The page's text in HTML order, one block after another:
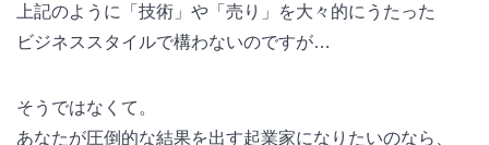
上記のように「技術」や「売り」を大々的にうたった
ビジネススタイルで構わないのですが…
そうではなくて。
あなたが圧倒的な結果を出す起業家になりたいのなら、